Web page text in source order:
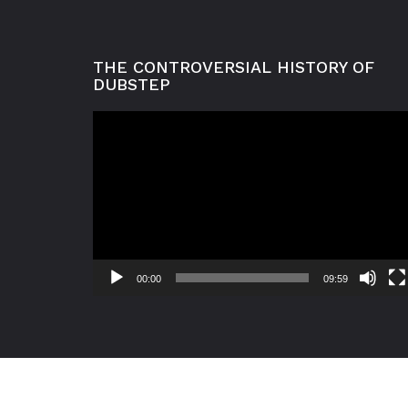
THE CONTROVERSIAL HISTORY OF
DUBSTEP
00:00 09:59